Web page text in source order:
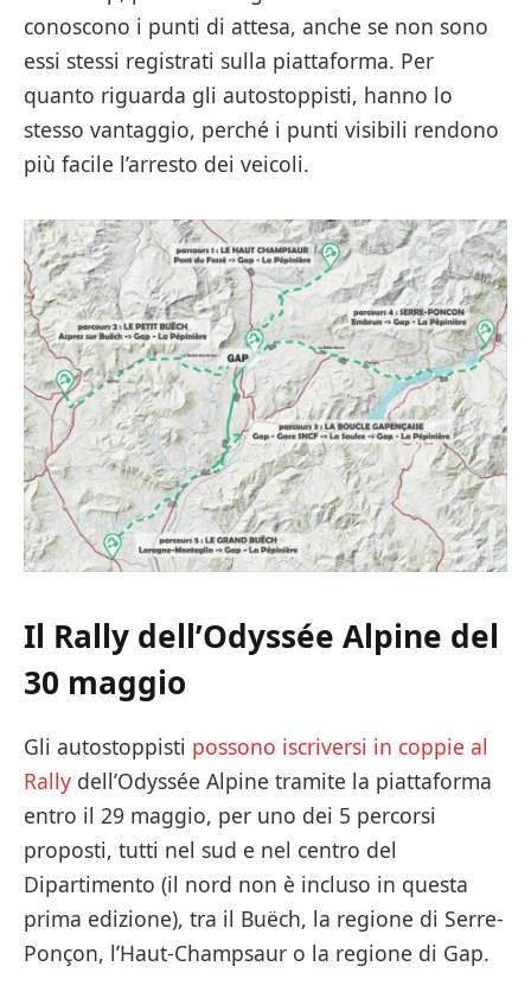
conoscono i punti di attesa, anche se non sono
essi stessi registrati sulla piattaforma. Per
quanto riguarda gli autostoppisti, hanno lo
stesso vantaggio, perché i punti visibili rendono
più facile l’arresto dei veicoli.
Il Rally dell’Odyssée Alpine del
30 maggio
Gli autostoppisti possono iscriversi in coppie al
Rally dell’Odyssée Alpine tramite la piattaforma
entro il 29 maggio, per uno dei 5 percorsi
proposti, tutti nel sud e nel centro del
Dipartimento (il nord non è incluso in questa
prima edizione), tra il Buëch, la regione di Serre-
Ponçon, l’Haut-Champsaur o la regione di Gap.